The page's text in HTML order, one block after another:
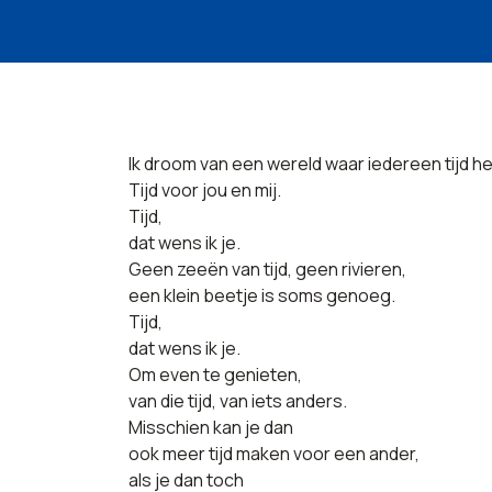
Ik droom van een wereld waar iedereen tijd
Tijd voor jou en mij.
Tijd,
dat wens ik je.
Geen zeeën van tijd, geen rivieren,
een klein beetje is soms genoeg.
Tijd,
dat wens ik je.
Om even te genieten,
van die tijd, van iets anders.
Misschien kan je dan
ook meer tijd maken voor een ander,
als je dan toch